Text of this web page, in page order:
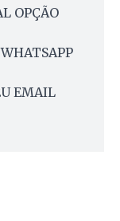
OPÇÃO
EMAIL